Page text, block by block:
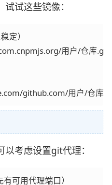
试这些镜像：
定）
用户/仓库.git
考虑设置git代理：
可用代理端口）